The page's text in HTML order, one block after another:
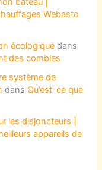
Webasto
écologique dans
des combles
système de
dansQu’est-ce que
les disjoncteurs |
appareils de